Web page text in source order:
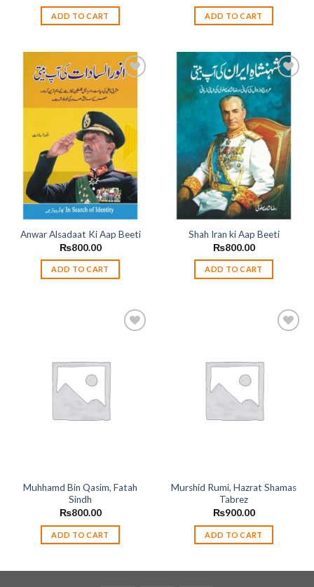
ADD TO CART ADD TO CART
wishlist
Anwar Alsadaat Ki Aap Beeti
₨800.00
ADD TO CART
Add to
wishlist
Shah Iran ki Aap Beeti
₨800.00
ADD TO CART
Muhhamd Bin Qasim, Fatah
Sindh
₨800.00
ADD TO CART
Murshid Rumi, Hazrat Shamas
Tabrez
₨900.00
ADD TO CART